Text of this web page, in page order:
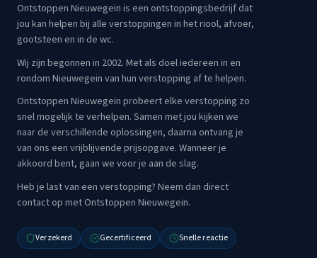
Ontstoppen Nieuwegein is een ontstoppingsbedrijf dat
jou kan helpen bij alle verstoppingen in het riool, afvoer,
gootsteen en in de wc.
Wij zijn begonnen in 2002. Met als doel iedereen in en
rondom Nieuwegein van hun verstopping af te helpen.
Ontstoppen Nieuwegein probeert elke verstopping zo
snel mogelijk te verhelpen. Samen met jou kijken we
naar de verschillende oplossingen, daarna ontvang je
van ons een vrijblijvende prijsopgave. Wanneer je
akkoord bent, gaan we voor je aan de slag.
Heb je last van een verstopping? Neem dan direct
contact op met Ontstoppen Nieuwegein.
Verzekerd Gecertificeerd Snelle reactie